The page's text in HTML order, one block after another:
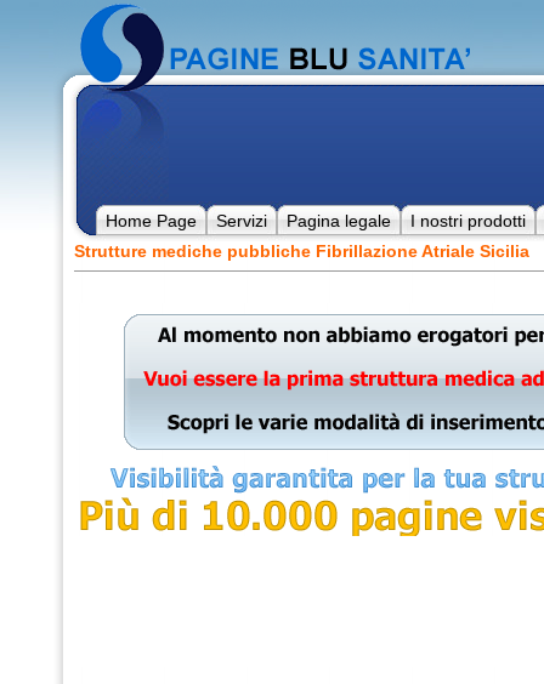
Home Page Servizi Pagina legale
I nostri prodotti
Strutture mediche pubbliche Fibrillazione Atriale Sicilia